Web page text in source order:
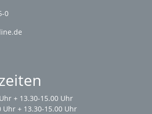
0
+ 13.30-15.00 Uhr
Uhr + 13.30-15.00 Uhr